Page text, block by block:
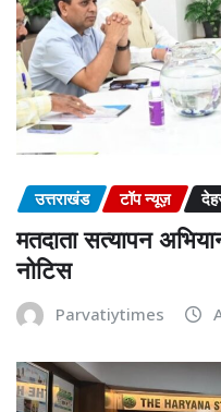
उत्तराखंड टॉप न्यूज़
मतदाता सत्यापन
नोटिस
Parvatiytimes